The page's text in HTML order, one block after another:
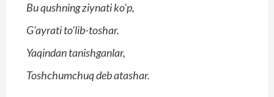
Bu qushning ziynati ko'p,
G'ayrati to'lib-toshar.
Yaqindan tanishganlar,
Toshchumchuq deb atashar.